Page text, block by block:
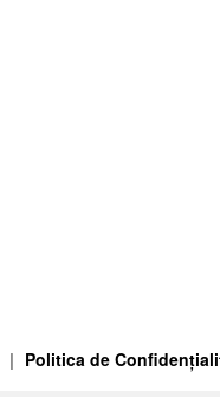
Politica de